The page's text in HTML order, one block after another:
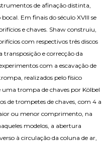
de afinação distinta,
Em finais do século XVIII se
e chaves. Shaw construiu,
com respectivos três discos
transposição e correcção da
com a escavação de
realizados pelo físico
uma trompa de chaves por Kölbel
de trompetes de chaves, com 4 a
ou menor comprimento, na
modelos, a abertura
à circulação da coluna de ar,